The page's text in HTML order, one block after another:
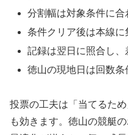
分割幅は対象条件に
条件クリア後は本線に
記録は翌日に照合し
徳山の現地日は回数
投票の工夫は「当てるた
も効きます。徳山の競艇